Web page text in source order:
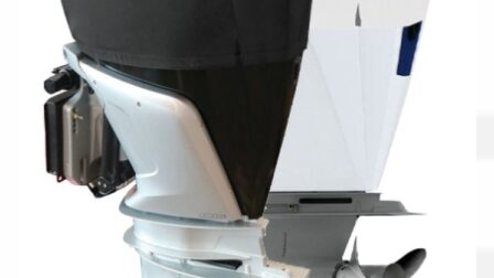
Bonus fiscali 2025
Diritto di recesso
Garanzia del produttore
Gestione resi
Guida all’utilizzo del sito